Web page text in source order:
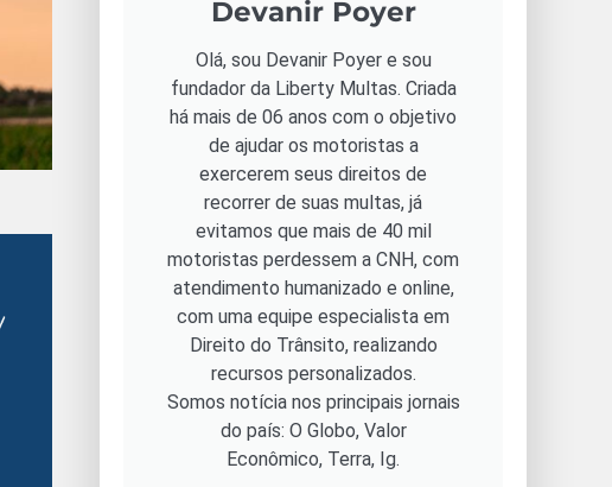
Devanir Poyer
Olá, sou Devanir Poyer e sou
fundador da Liberty Multas. Criada
há mais de 06 anos com o objetivo
de ajudar os motoristas a
exercerem seus direitos de
recorrer de suas multas, já
evitamos que mais de 40 mil
motoristas perdessem a CNH, com
atendimento humanizado e online,
com uma equipe especialista em
Direito do Trânsito, realizando
recursos personalizados.
Somos notícia nos principais jornais
do país: O Globo, Valor
Econômico, Terra, Ig.